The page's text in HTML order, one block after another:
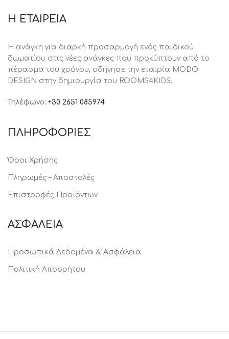
Η ΕΤΑΙΡΕΙΑ
Η ανάγκη για διαρκή προσαρμογή ενός παιδικού
δωματίου στις νέες ανάγκες που προκύπτουν από το
πέρασμα του χρόνου, oδήγησε την εταιρία MODO
DESIGN στην δημιουργία του ROOMS4KIDS.
Τηλέφωνο: +30 2651 085974
ΠΛΗΡΟΦΟΡΙΕΣ
Όροι Χρήσης
Πληρωμές – Αποστολές
Επιστροφές Προϊόντων
ΑΣΦΑΛΕΙΑ
Προσωπικά Δεδομένα & Ασφάλεια
Πολιτική Απορρήτου